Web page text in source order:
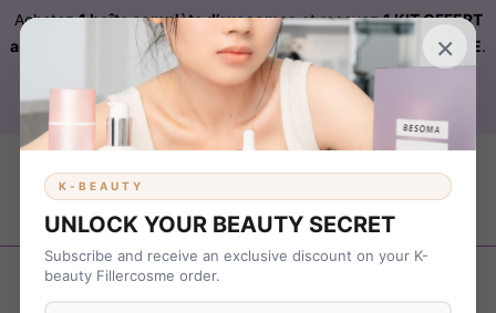
Achetez1 boîte complète d’exosomeset recevez1 KIT OFFERT
automatiquement ajouté à votre commande sur FILLERCOSME.
Livraison OFFERTE KBEAUTYdès 899 € d’achat. Code :
B37NS7T9
Revenir en arrière
×
K-BEAUTY
UNLOCK YOUR BEAUTY SECRET
Subscribe and receive an exclusive discount on your K-
beauty Fillercosme order.